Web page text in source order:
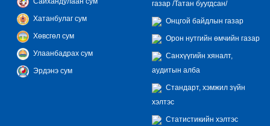
Хатанбулаг сум
Хөвсгөл сум
Улаанбадрах сум
Эрдэнэ сум
газар /Татан буугдсан/
Онцгой байдлын газар
Орон нутгийн өмчийн газар
Санхүүгийн хяналт,
аудитын алба
Стандарт, хэмжил зүйн
хэлтэс
Статистикийн хэлтэс